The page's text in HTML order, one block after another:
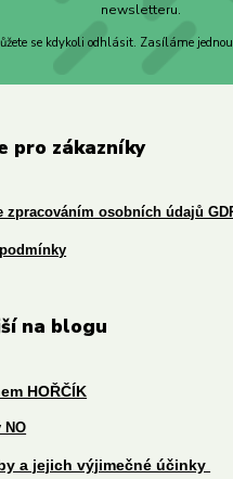
newsletteru.
se kdykoli odhlásit. Zasíláme
pro zákazníky
zpracováním osobních údajů
na blogu
HOŘČÍK
NO
a jejich výjimečné účinky